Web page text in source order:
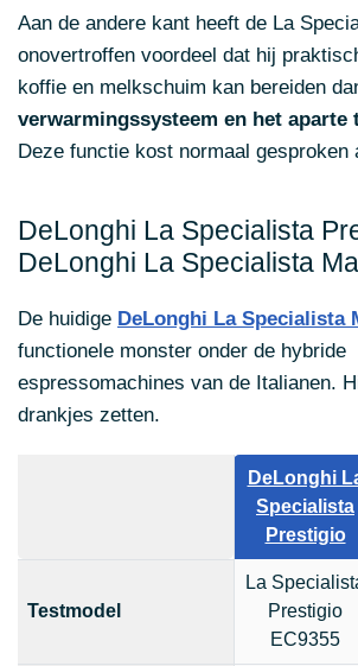
Aan de andere kant heeft de La
onovertroffen voordeel dat hij
koffie en melkschuim kan bereiden
verwarmingssysteem en het aparte
Deze functie kost normaal gesproken
DeLonghi La Specialista
DeLonghi La Specialista
De huidige DeLonghi La Specialista
functionele monster onder de hybride
espressomachines van de Italianen.
drankjes zetten.
DeLonghi
Specialista
Prestigio
Testmodel
La
Prestigio
EC9355